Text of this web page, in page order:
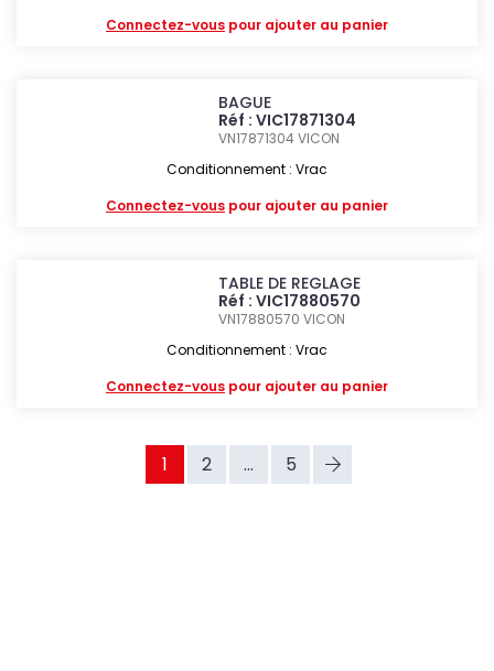
Connectez-vous pour ajouter au panier
BAGUE
Réf : VIC17871304
VN17871304VICON
Conditionnement : Vrac
Connectez-vous pour ajouter au panier
TABLE DE REGLAGE
Réf : VIC17880570
VN17880570VICON
Conditionnement : Vrac
Connectez-vous pour ajouter au panier
1 2 ... 5